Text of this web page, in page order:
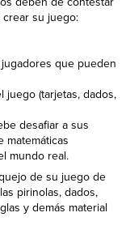
crear su juego:
que pueden
juego (tarjetas, dados,
desafiar a sus
matemáticas
mundo real.
de su juego de
pirinolas, dados,
y demás material